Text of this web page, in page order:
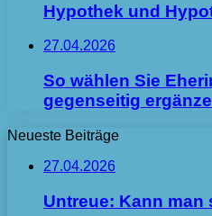
Hypothek und
27.04.2026
So wählen Sie
gegenseitig
Neueste Beiträge
27.04.2026
Untreue: Kann man